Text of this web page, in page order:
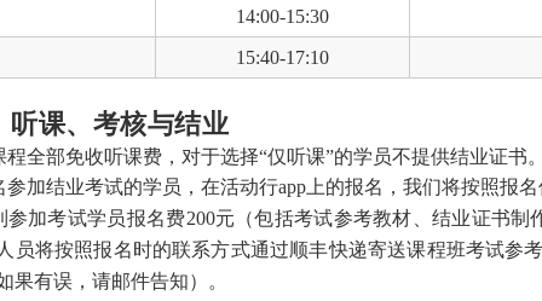
14:00-15:30
15:40-17:10
听课、考核与结业
程全部免收听课费，对于选择“仅听课”的学员不提供结业证书
参加结业考试的学员，在活动行app上的报名，我们将按照报
参加考试学员报名费200元（包括考试参考教材、结业证书
员将按照报名时的联系方式通过顺丰快递寄送课程班考试参
果有误，请邮件告知）。